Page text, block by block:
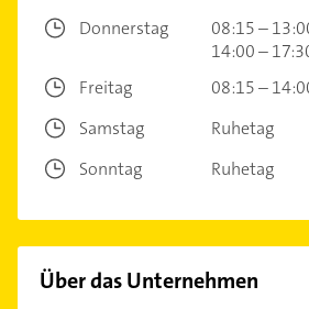
Donnerstag
08:15 –
14:00 –
Freitag
08:15 –
Samstag
Ruhetag
Sonntag
Ruhetag
Über das Unternehmen